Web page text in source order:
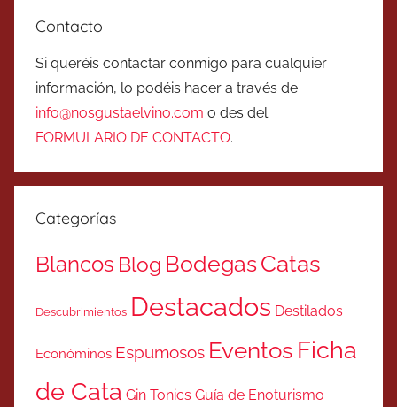
Contacto
Si queréis contactar conmigo para cualquier
información, lo podéis hacer a través de
info@nosgustaelvino.com o des del
FORMULARIO DE CONTACTO.
Categorías
Blancos Blog BodegasCatas
Descubrimientos Destacados Destilados
Económinos Espumosos Eventos Ficha
de Cata Gin Tonics Guía de Enoturismo